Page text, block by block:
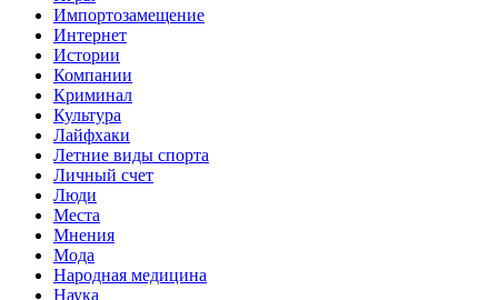
Импортозамещение
Интернет
Истории
Компании
Криминал
Культура
Лайфхаки
Летние виды спорта
Личный счет
Люди
Места
Мнения
Мода
Народная медицина
Наука